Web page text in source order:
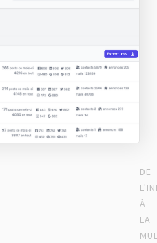
DE
À
LA